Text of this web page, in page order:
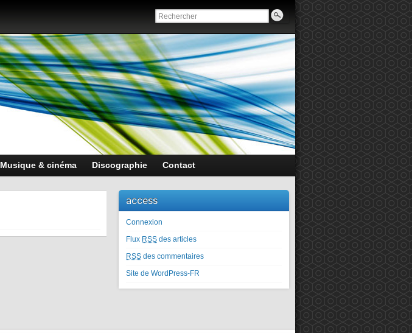
Musique & cinéma Discographie Contact
access
Connexion
Flux RSS des articles
RSS des commentaires
Site de WordPress-FR